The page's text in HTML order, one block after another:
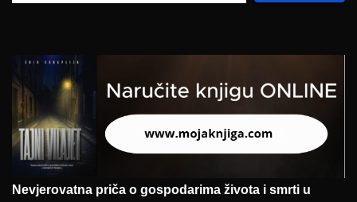
Nevjerovatna priča o gospodarima života i smrti u